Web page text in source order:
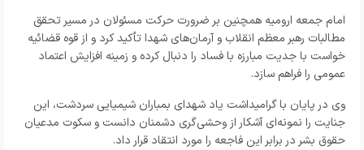
امام‌ جمعه ارومیه همچنین بر ضرورت حرکت مسئولان در مسیر تحقق
مطالبات رهبر معظم انقلاب و آرمان‌های شهدا تأکید کرد و از قوه قضائیه
خواست با جدیت مبارزه با فساد را دنبال کرده و زمینه افزایش اعتماد
عمومی را فراهم سازد.
وی در پایان با گرامیداشت یاد شهدای بمباران شیمیایی سردشت، این
جنایت را نمونه‌ای آشکار از وحشی‌گری دشمنان دانست و سکوت مدعیان
حقوق بشر در برابر این فاجعه را مورد انتقاد قرار داد.